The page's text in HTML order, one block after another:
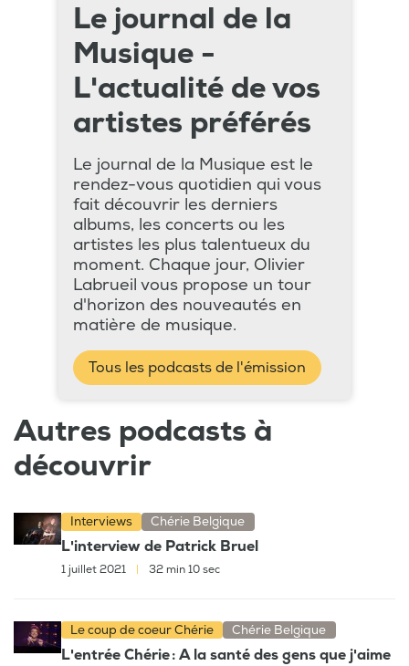
Le journal de la
Musique -
L'actualité de vos
artistes préférés
Le journal de la Musique est le
rendez-vous quotidien qui vous
fait découvrir les derniers
albums, les concerts ou les
artistes les plus talentueux du
moment. Chaque jour, Olivier
Labrueil vous propose un tour
d'horizon des nouveautés en
matière de musique.
Tous les podcasts de l'émission
Autres podcasts à
découvrir
Interviews Chérie Belgique
L'interview de Patrick Bruel
1 juillet 2021 32 min 10 sec
Le coup de coeur Chérie Chérie Belgique
L'entrée Chérie : A la santé des gens que j'aime